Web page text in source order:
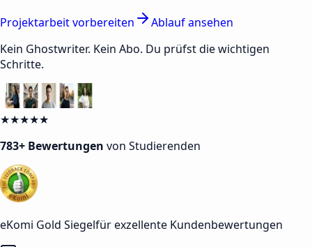
Projektarbeit vorbereiten
Ablauf ansehen
Kein Ghostwriter. Kein Abo. Du prüfst die wichtigen
Schritte.
★★★★★
783+ Bewertungen von Studierenden
eKomi Gold Siegelfür exzellente Kundenbewertungen